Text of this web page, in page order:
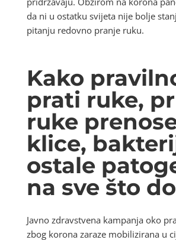
da ni u ostatku svijeta nije bolje
pitanju redovno pranje ruku.
Kako
prati ruke,
ruke
klice,
ostale
na sve što
Javno zdravstvena kampanja oko
zbog korona zaraze mobilizirana u